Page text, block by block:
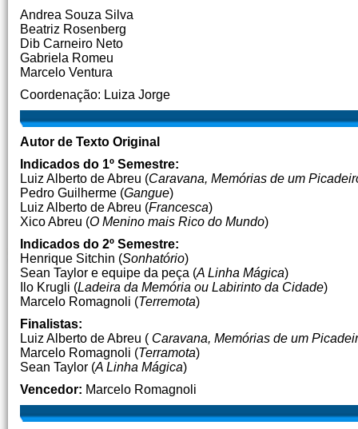
Andrea Souza Silva
Beatriz Rosenberg
Dib Carneiro Neto
Gabriela Romeu
Marcelo Ventura
Coordenação: Luiza Jorge
Autor de Texto Original
Indicados do 1º Semestre:
Luiz Alberto de Abreu (Caravana, Memórias de um
Pedro Guilherme (Gangue)
Luiz Alberto de Abreu (Francesca)
Xico Abreu (O Menino mais Rico do Mundo)
Indicados do 2º Semestre:
Henrique Sitchin (Sonhatório)
Sean Taylor e equipe da peça (A Linha Mágica)
Ilo Krugli (Ladeira da Memória ou Labirinto da Cidade)
Marcelo Romagnoli (Terremota)
Finalistas:
Luiz Alberto de Abreu ( Caravana, Memórias de um
Marcelo Romagnoli (Terramota)
Sean Taylor (A Linha Mágica)
Vencedor: Marcelo Romagnoli